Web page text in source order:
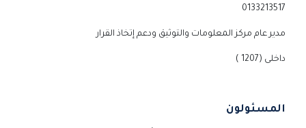
0133213517
مدير عام مركز المعلومات والتوثيق ودعم إتخاذ القرار
داخلى (1207 )
المسئولون